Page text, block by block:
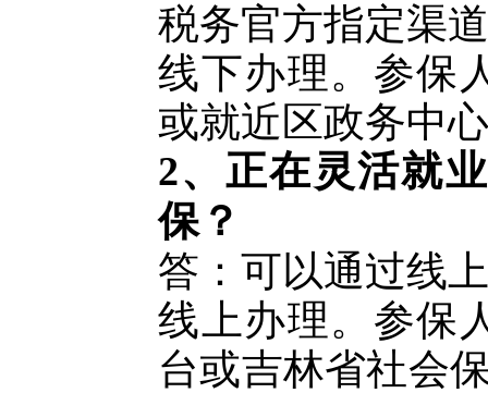
税务官方指定渠
线下办理。参保
或就近区政务中
2、正在灵活就
保？
答：可以通过线
线上办理。参保
台或吉林省社会